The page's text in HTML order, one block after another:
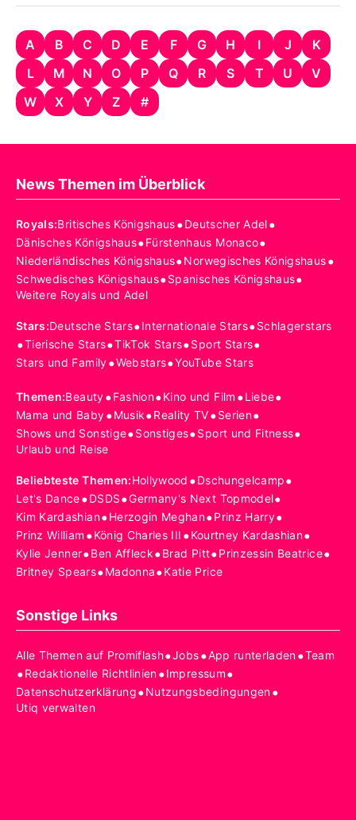
A B C D E F G H I J
K
L
M N O P Q R S T U
V
W
X Y Z #
News Themen im Überblick
Royals:Britisches Königshaus•Deutscher Adel•
Dänisches Königshaus•Fürstenhaus Monaco•
Niederländisches Königshaus•Norwegisches Königshaus•
Schwedisches Königshaus•Spanisches Königshaus•
Weitere Royals und Adel
Stars:Deutsche Stars•Internationale Stars•Schlagerstars
•Tierische Stars•TikTok Stars•Sport Stars•
Stars und Family•Webstars•YouTube Stars
Themen:Beauty•Fashion•Kino und Film •Liebe•
Mama und Baby•Musik•Reality TV•Serien•
Shows und Sonstige•Sonstiges•Sport und Fitness•
Urlaub und Reise
Beliebteste Themen:Hollywood •Dschungelcamp•
Let's Dance•DSDS•Germany's Next Topmodel•
Kim Kardashian•Herzogin Meghan•Prinz Harry•
Prinz William •König Charles III •Kourtney Kardashian•
Kylie Jenner•Ben Affleck•Brad Pitt•Prinzessin Beatrice•
Britney Spears•Madonna•Katie Price
Sonstige Links
Alle Themen auf Promiflash•Jobs•App runterladen•Team
•Redaktionelle Richtlinien•Impressum•
Datenschutzerklärung•Nutzungsbedingungen•
Utiq verwalten